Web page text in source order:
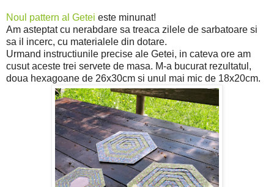
Noul pattern al Getei este minunat!
Am asteptat cu nerabdare sa treaca zilele de sarbatoare si
sa il incerc, cu materialele din dotare.
Urmand instructiunile precise ale Getei, in cateva ore am
cusut aceste trei servete de masa. M-a bucurat rezultatul,
doua hexagoane de 26x30cm si unul mai mic de 18x20cm.